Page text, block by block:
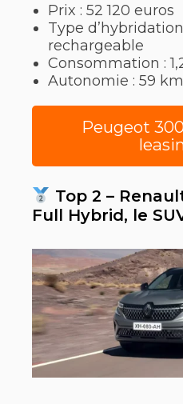
Prix : 52 120 euros
Type
rechargeable
Consommation :
Autonomie : 59
Peugeot
Top 2 –
Full Hybrid, le